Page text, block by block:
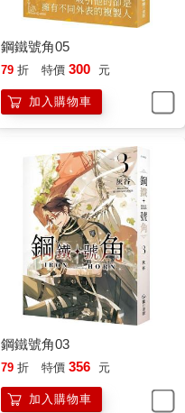
鋼鐵號角05
79 折 特價 300 元
加入購物車
鋼鐵號角03
79 折 特價 356 元
加入購物車